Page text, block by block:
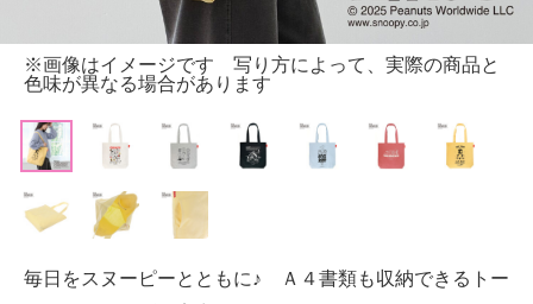
※画像はイメージです 写り方によって、実際の商品と
色味が異なる場合があります
毎日をスヌーピーとともに♪ Ａ４書類も収納できるトー